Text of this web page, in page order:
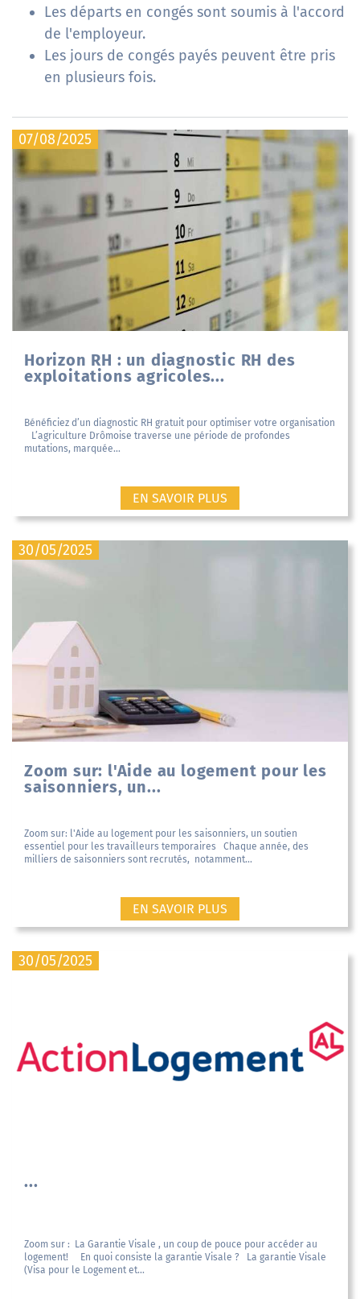
Les départs en congés sont soumis à l'accord
de l'employeur.
Les jours de congés payés peuvent être pris
en plusieurs fois.
07/08/2025
Horizon RH : un diagnostic RH des
exploitations agricoles...
Bénéficiez d’un diagnostic RH gratuit pour optimiser votre organisation
L’agriculture Drômoise traverse une période de profondes
mutations, marquée...
EN SAVOIR PLUS
30/05/2025
Zoom sur: l'Aide au logement pour les
saisonniers, un...
Zoom sur: l'Aide au logement pour les saisonniers, un soutien
essentiel pour les travailleurs temporaires Chaque année, des
milliers de saisonniers sont recrutés, notamment...
EN SAVOIR PLUS
30/05/2025
...
Zoom sur : La Garantie Visale , un coup de pouce pour accéder au
logement! En quoi consiste la garantie Visale ? La garantie Visale
(Visa pour le Logement et...